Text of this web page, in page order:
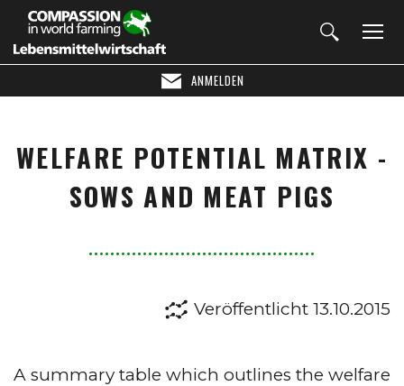
ANMELDEN
WELFARE POTENTIAL MATRIX -
SOWS AND MEAT PIGS
Veröffentlicht 13.10.2015
A summary table which outlines the welfare